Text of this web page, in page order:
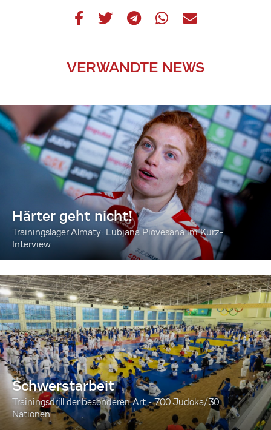
VERWANDTE NEWS
Härter geht nicht!
Trainingslager Almaty: Lubjana Piovesana im Kurz-
Interview
Schwerstarbeit
Trainingsdrill der besonderen Art - 700 Judoka/30
Nationen